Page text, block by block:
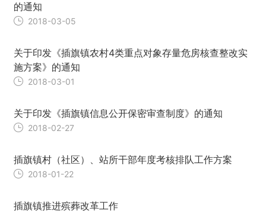
的通知
2018-03-05
关于印发《插旗镇农村4类重点对象存量危房核查整改实
施方案》的通知
2018-03-01
关于印发《插旗镇信息公开保密审查制度》的通知
2018-02-27
插旗镇村（社区）、站所干部年度考核排队工作方案
2018-01-22
插旗镇推进殡葬改革工作